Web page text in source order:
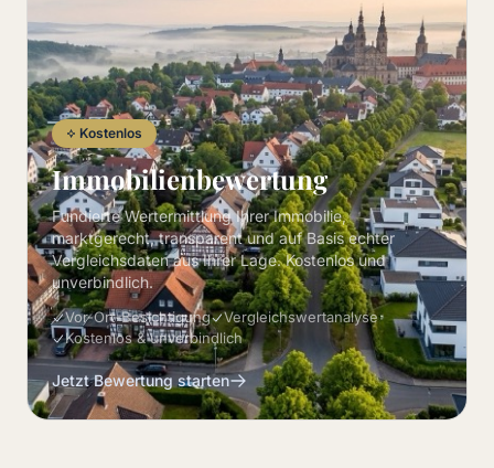
Kostenlos
Immobilienbewertung
Fundierte Wertermittlung Ihrer Immobilie,
marktgerecht, transparent und auf Basis echter
Vergleichsdaten aus Ihrer Lage. Kostenlos und
unverbindlich.
Vor-Ort-Besichtigung
Vergleichswertanalyse
Kostenlos & unverbindlich
Jetzt Bewertung starten